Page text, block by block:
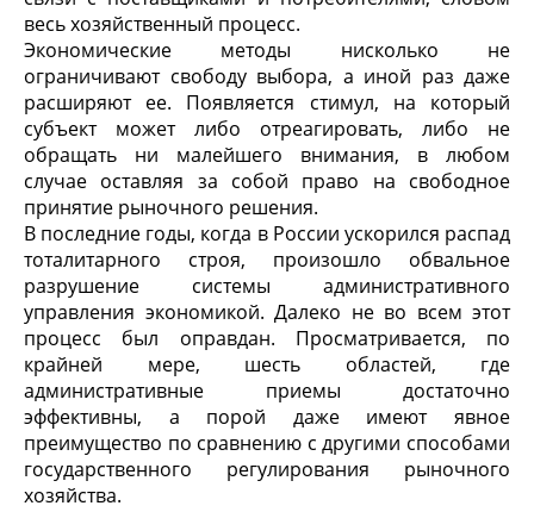
весь хозяйственный процесс.
Экономические методы нисколько не
ограничивают свободу выбора, а иной раз даже
расширяют ее. Появляется стимул, на который
субъект может либо отреагировать, либо не
обращать ни малейшего внимания, в любом
случае оставляя за собой право на свободное
принятие рыночного решения.
В последние годы, когда в России ускорился распад
тоталитарного строя, произошло обвальное
разрушение системы административного
управления экономикой. Далеко не во всем этот
процесс был оправдан. Просматривается, по
крайней мере, шесть областей, где
административные приемы достаточно
эффективны, а порой даже имеют явное
преимущество по сравнению с другими способами
государственного регулирования рыночного
хозяйства.